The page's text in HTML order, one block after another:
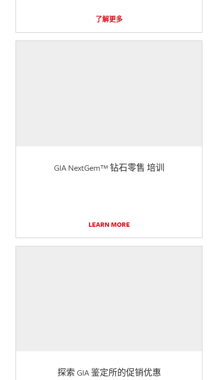
了解更多
GIA NextGem™ 钻石零售 培训
LEARN MORE
探索 GIA 鉴定所的促销优惠